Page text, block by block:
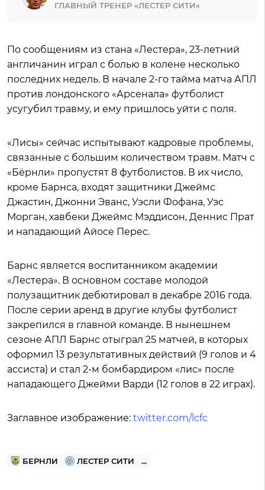
ГЛАВНЫЙ ТРЕНЕР «ЛЕСТЕР СИТИ»
По сообщениям из стана «Лестера», 23-летний
англичанин играл с болью в колене несколько
последних недель. В начале 2-го тайма матча АПЛ
против лондонского «Арсенала» футболист
усугубил травму, и ему пришлось уйти с поля.
«Лисы» сейчас испытывают кадровые проблемы,
связанные с большим количеством травм. Матч с
«Бёрнли» пропустят 8 футболистов. В их число,
кроме Барнса, входят защитники Джеймс
Джастин, Джонни Эванс, Уэсли Фофана, Уэс
Морган, хавбеки Джеймс Мэддисон, Деннис Прат
и нападающий Айосе Перес.
Барнс является воспитанником академии
«Лестера». В основном составе молодой
полузащитник дебютировал в декабре 2016 года.
После серии аренд в другие клубы футболист
закрепился в главной команде. В нынешнем
сезоне АПЛ Барнс отыграл 25 матчей, в которых
оформил 13 результативных действий (9 голов и 4
ассиста) и стал 2-м бомбардиром «лис» после
нападающего Джейми Варди (12 голов в 22 играх).
Заглавное изображение: twitter.com/lcfc
БЕРНЛИ ЛЕСТЕР СИТИ ...